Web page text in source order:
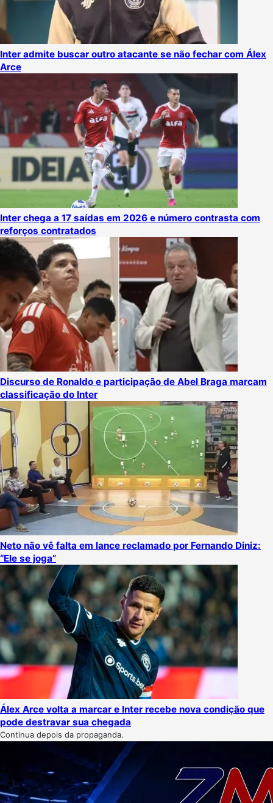
Inter admite buscar outro atacante se não fechar com Álex
Arce
Inter chega a 17 saídas em 2026 e número contrasta com
reforços contratados
Discurso de Ronaldo e participação de Abel Braga marcam
classificação do Inter
Neto não vê falta em lance reclamado por Fernando Diniz:
“Ele se joga”
Álex Arce volta a marcar e Inter recebe nova condição que
pode destravar sua chegada
Continua depois da propaganda.